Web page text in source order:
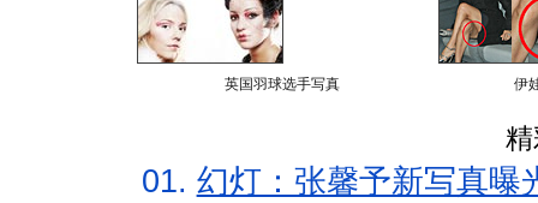
英国羽球选手写真 伊
01. 幻灯：张馨予新写真曝